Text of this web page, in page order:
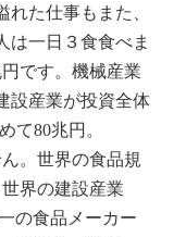
た仕事もまた、
は一日３食食べま
です。機械産業
設産業が投資全体
て80兆円。
。世界の食品規
界の建設産業
の食品メーカー